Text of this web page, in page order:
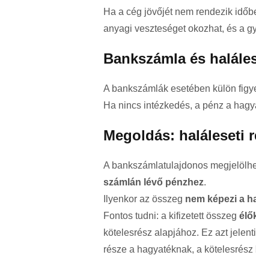
Ha a cég jövőjét nem rendezik
anyagi veszteséget okozhat, és a
Bankszámla és
A bankszámlák esetében külön
Ha nincs intézkedés, a pénz a
Megoldás: haláleseti
A bankszámlatulajdonos
számlán lévő pénzhez.
Ilyenkor az összeg nem képezi a
Fontos tudni: a kifizetett összeg
kötelesrész alapjához. Ez azt
része a hagyatéknak, a